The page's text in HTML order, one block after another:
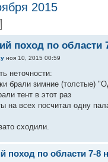
2015
поход по области
ноя 10, 2015 00:59
неточности:
брали зимние (толстые)
тент в этот раз
на всех посчитал одну
сходили.
поход по области 7-8